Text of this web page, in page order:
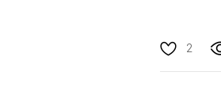
2